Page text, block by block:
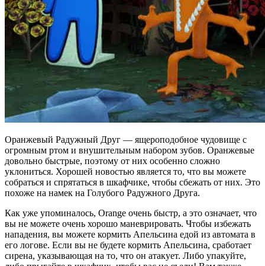
Оранжевый Радужный Друг — ящероподобное чудовище с
огромным ртом и внушительным набором зубов. Оранжевые
довольно быстрые, поэтому от них особенно сложно
уклониться. Хорошей новостью является то, что вы можете
собраться и спрятаться в шкафчике, чтобы сбежать от них. Это
похоже на намек на Голубого Радужного Друга.
Как уже упоминалось, Orange очень быстр, а это означает, что
вы не можете очень хорошо маневрировать. Чтобы избежать
нападения, вы можете кормить Апельсина едой из автомата в
его логове. Если вы не будете кормить Апельсина, сработает
сирена, указывающая на то, что он атакует. Либо упакуйте,